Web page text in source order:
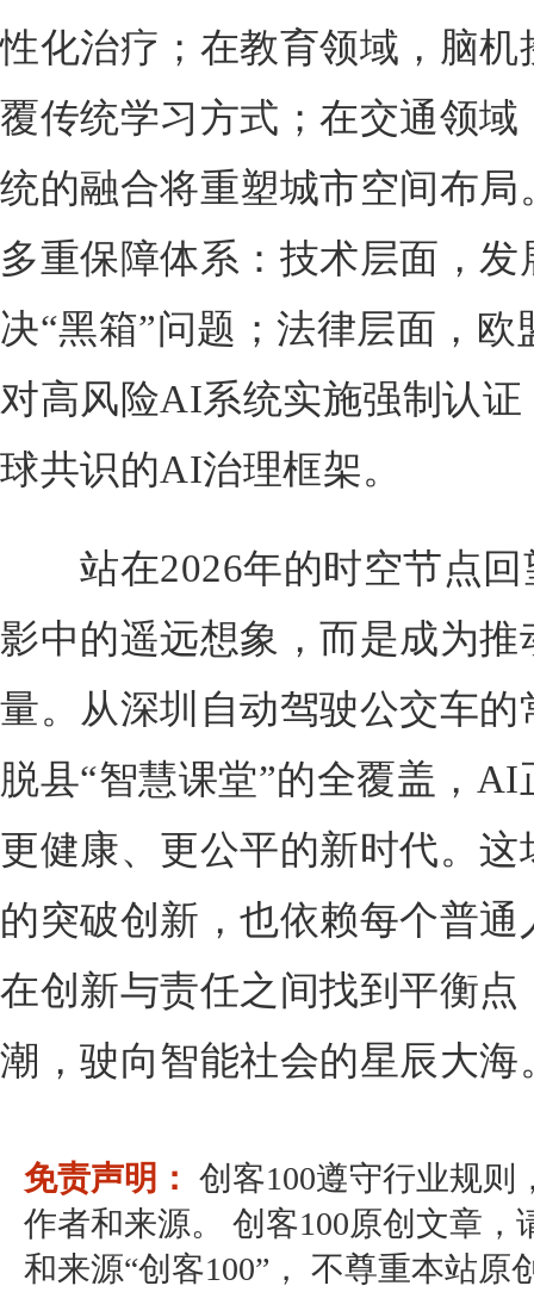
性化治疗；在教育领域，脑
覆传统学习方式；在交通领
统的融合将重塑城市空间布
多重保障体系：技术层面，
决“黑箱”问题；法律层面，
对高风险AI系统实施强制认
球共识的AI治理框架。
站在2026年的时空节点回
影中的遥远想象，而是成为
量。从深圳自动驾驶公交车
脱县“智慧课堂”的全覆盖，
更健康、更公平的新时代。
的突破创新，也依赖每个普
在创新与责任之间找到平衡
潮，驶向智能社会的星辰大海
免责声明： 创客100遵守行业规则
作者和来源。 创客100原创文章
和来源“创客100”， 不尊重本站原